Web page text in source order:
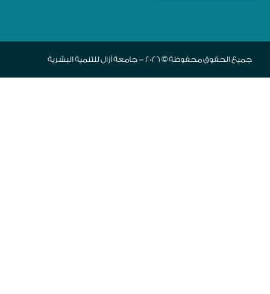
جميع الحقوق محفوظة © 2026 - جامعة آزال للتنمية البشرية